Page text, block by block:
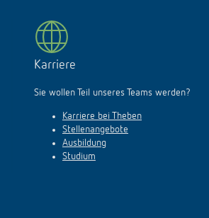
Karriere
Sie wollen Teil unseres Teams werden?
Karriere bei Theben
Stellenangebote
Ausbildung
Studium